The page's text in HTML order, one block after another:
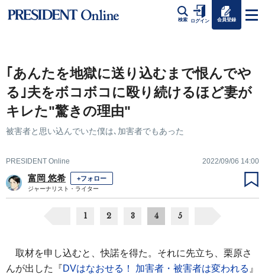
検索 ログイン 会員登録
｢あんたを地獄に送り込むまで恨んでや
る｣夫をボコボコに殴り続けるほど妻が
キレた"驚きの理由"
被害者と思い込んでいた僕は､加害者でもあった
PRESIDENT Online 2022/09/06 14:00
富岡 悠希 +フォロー
ジャーナリスト・ライター
1 2 3 4 5
取材を申し込むと、快諾を得た。それに先立ち、栗原さ
んが出した『DVはなおせる！ 加害者・被害者は変われる 』